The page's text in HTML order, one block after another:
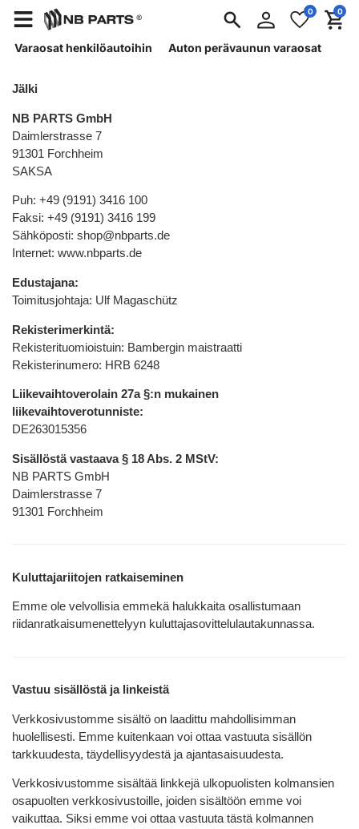
Menü
Varaosat henkilöautoihin Auton perävaunun varaosat
Kirjaudu
sisään
Merkzettel
aufklappen
0 0
Jälki
NB PARTS GmbH
Daimlerstrasse 7
91301 Forchheim
SAKSA
Puh: +49 (9191) 3416 100
Faksi: +49 (9191) 3416 199
Sähköposti: shop@nbparts.de
Internet: www.nbparts.de
Edustajana:
Toimitusjohtaja: Ulf Magaschütz
Rekisterimerkintä:
Rekisterituomioistuin: Bambergin maistraatti
Rekisterinumero: HRB 6248
Liikevaihtoverolain 27a §:n mukainen
liikevaihtoverotunniste:
DE263015356
Sisällöstä vastaava § 18 Abs. 2 MStV:
NB PARTS GmbH
Daimlerstrasse 7
91301 Forchheim
Kuluttajariitojen ratkaiseminen
Emme ole velvollisia emmekä halukkaita osallistumaan
riidanratkaisumenettelyyn kuluttajasovittelulautakunnassa.
Vastuu sisällöstä ja linkeistä
Verkkosivustomme sisältö on laadittu mahdollisimman
huolellisesti. Emme kuitenkaan voi ottaa vastuuta sisällön
tarkkuudesta, täydellisyydestä ja ajantasaisuudesta.
Verkkosivustomme sisältää linkkejä ulkopuolisten kolmansien
osapuolten verkkosivustoille, joiden sisältöön emme voi
vaikuttaa. Siksi emme voi ottaa vastuuta tästä kolmannen